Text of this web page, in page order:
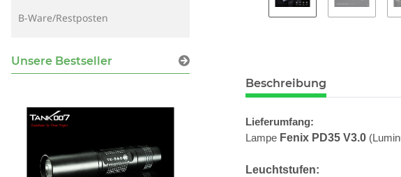
Beschreibung
Lieferumfang:
Lampe Fenix PD35 V3.0
Leuchtstufen:
B-Ware/Restposten
Unsere Bestseller